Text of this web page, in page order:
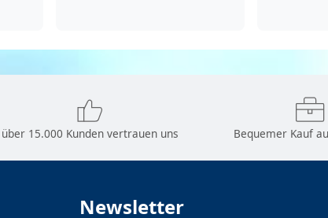
über 15.000 Kunden vertrauen uns Bequemer Kauf
Newsletter